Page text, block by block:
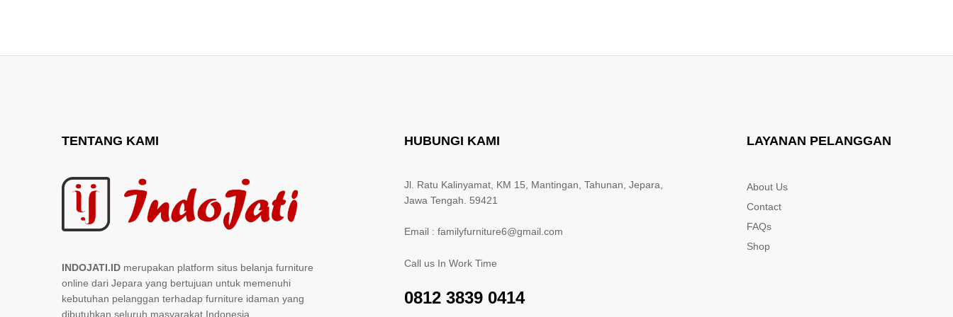
TENTANG KAMI
INDOJATI.ID merupakan platform situs belanja furniture
online dari Jepara yang bertujuan untuk memenuhi
kebutuhan pelanggan terhadap furniture idaman yang
dibutuhkan seluruh masyarakat Indonesia.
HUBUNGI KAMI
Jl. Ratu Kalinyamat, KM 15, Mantingan, Tahunan, Jepara,
Jawa Tengah. 59421
Email : familyfurniture6@gmail.com
Call us In Work Time
0812 3839 0414
LAYANAN PELANGGAN
About Us
Contact
FAQs
Shop